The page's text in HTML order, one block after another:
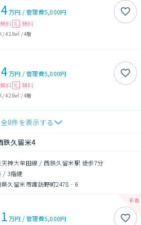
万円 /管理費5,000円
無料 礼 無料
/42.8㎡ /4階
万円 /管理費5,000円
無料 礼 無料
/42.8㎡ /4階
全8件を表示する
久留米4
天神大牟田線 / 西鉄久留米駅 徒歩7分
/ 3階建
県久留米市諏訪野町2478‐6
万円 /管理費5,000円